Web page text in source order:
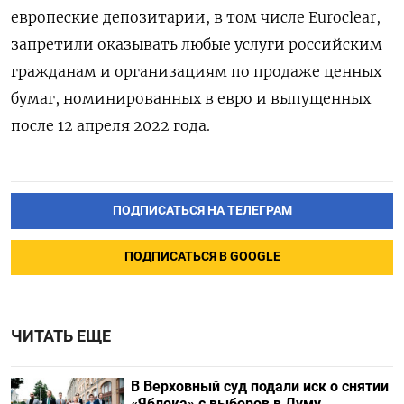
европеские депозитарии, в том числе Euroclear,
запретили оказывать любые услуги российским
гражданам и организациям по продаже ценных
бумаг, номинированных в евро и выпущенных
после 12 апреля 2022 года.
ПОДПИСАТЬСЯ НА ТЕЛЕГРАМ
ПОДПИСАТЬСЯ В GOOGLE
ЧИТАТЬ ЕЩЕ
В Верховный суд подали иск о снятии